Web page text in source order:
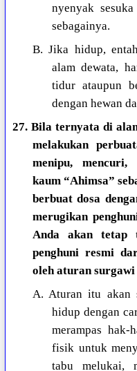
nyenyak
sebagainya.
B. Jika hidup,
alam dewata,
tidur ataupun
dengan hewan
27. Bila ternyata di
melakukan
menipu, mencuri,
kaum “Ahimsa”
berbuat dosa
merugikan
Anda akan tetap
penghuni resmi
oleh aturan
A. Aturan itu akan
hidup dengan
merampas
fisik untuk
tabu melukai,